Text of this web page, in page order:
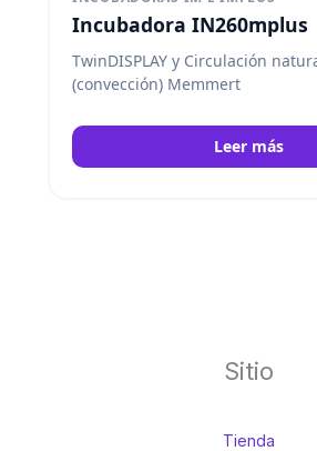
Incubadora IN260mplus
TwinDISPLAY y Circulación
(convección) Memmert
Leer más
Sitio
Tienda